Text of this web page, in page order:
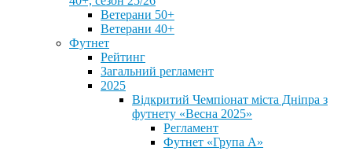
Ветерани 50+
Ветерани 40+
Футнет
Рейтинг
Загальний регламент
2025
Відкритий Чемпіонат міста Дніпра з
футнету «Весна 2025»
Регламент
Футнет «Група А»